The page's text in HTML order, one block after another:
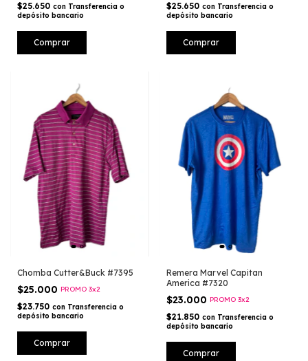
$25.650 con Transferencia o
depósito bancario
Comprar
$25.650 con Transferencia o
depósito bancario
Comprar
Chomba Cutter&Buck #7395
$25.000 PROMO 3x2
$23.750 con Transferencia o
depósito bancario
Comprar
Remera Marvel Capitan
America #7320
$23.000 PROMO 3x2
$21.850 con Transferencia o
depósito bancario
Comprar